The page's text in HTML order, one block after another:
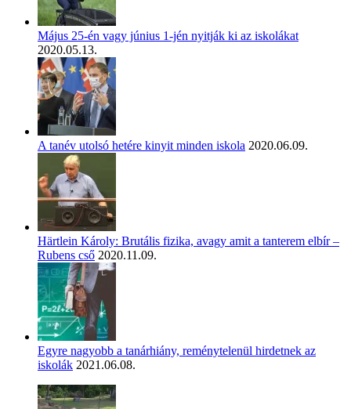
Május 25-én vagy június 1-jén nyitják ki az iskolákat
2020.05.13.
A tanév utolsó hetére kinyit minden iskola 2020.06.09.
Härtlein Károly: Brutális fizika, avagy amit a tanterem elbír –
Rubens cső 2020.11.09.
Egyre nagyobb a tanárhiány, reménytelenül hirdetnek az
iskolák 2021.06.08.